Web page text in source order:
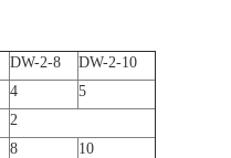
DW-2-8
DW-2-10
4
5
2
8
10